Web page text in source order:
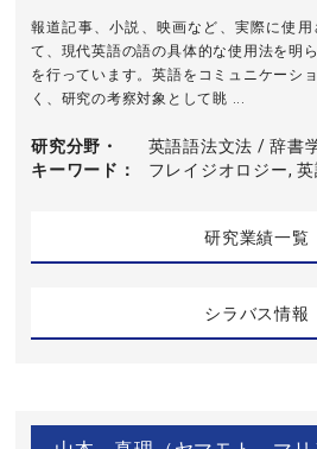
報道記事、小説、映画など、実際に使
て、現代英語の語の具体的な使用法を明
を行っています。英語をコミュニケーシ
く、研究の考察対象として眺 ...
研究分野・
キーワード
英語語法文法 / 辞書
フレイジオロジー,
研究業績一覧
シラバス情報